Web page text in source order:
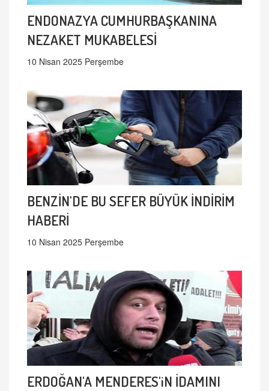
ENDONAZYA CUMHURBAŞKANINA
NEZAKET MUKABELESİ
10 Nisan 2025 Perşembe
BENZİN'DE BU SEFER BÜYÜK İNDİRİM
HABERİ
10 Nisan 2025 Perşembe
ERDOĞAN'A MENDERES'iN İDAMINI